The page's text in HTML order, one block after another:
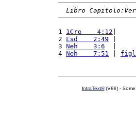
Libro
1 1Cro    4:12
2 Esd    2:49 |
3 Neh    3:6
|
4 Neh    7:51
IntraText®(V89) -